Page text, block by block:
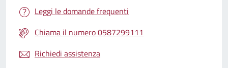
Leggi le domande frequenti
Chiama il numero 0587299111
Richiedi assistenza